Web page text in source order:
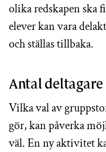
olika redskapen ska
elever kan vara
och ställas tillbaka.
Antal deltagare
Vilka val av
gör, kan påverka
väl. En ny aktivitet